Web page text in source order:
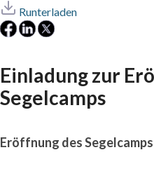
Runterladen
Einladung zur
Segelcamps
Eröffnung des